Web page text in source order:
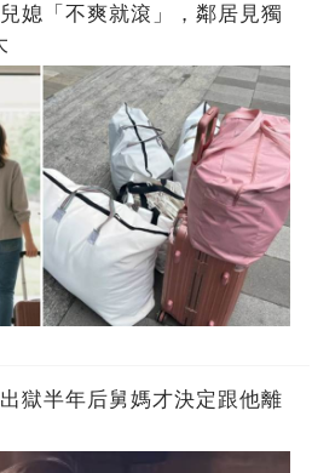
媳「不爽就滾」，鄰居見獨
獄半年后舅媽才決定跟他離